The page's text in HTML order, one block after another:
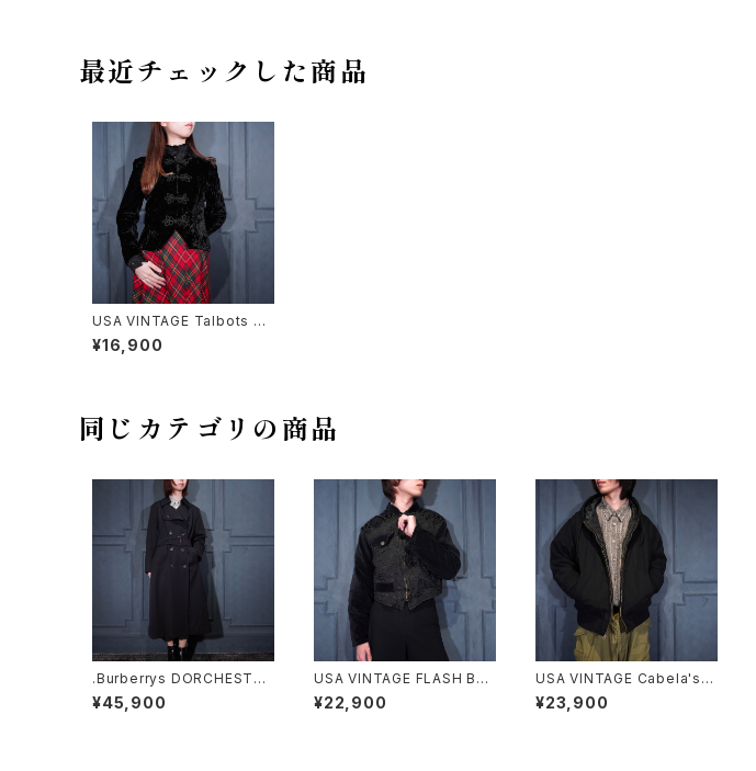
最近チェックした商品
USA VINTAGE Talbots PE
TITE COLLECTION CHIN
A BUTTON NO COLLAR V
ト
¥16,900
同じカテゴリの商品
.Burberrys DORCHESTER
BURELLA WOOL BELTED
TRENCH COAT MADE IN
¥45,900
USA VINTAGE FLASH BA
CK SHORT LENGTH EMB
ROIDERY VELOUR SWITC
¥22,900
USA VINTAGE Cabela's P
ADING DESIGN HOODIE Z
IP UP DUCK BLOUSON/ア
¥23,900